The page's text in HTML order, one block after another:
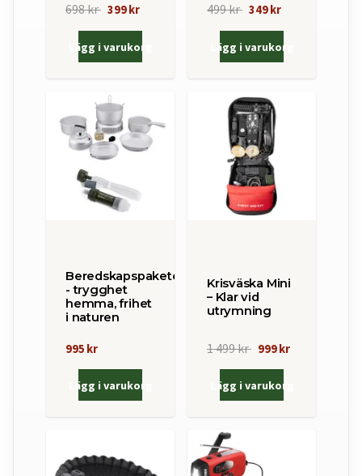
698 kr 399 kr
Lägg i varukorg
499 kr 349 kr
Lägg i varukorg
Beredskapspaketet
- trygghet
hemma, frihet
i naturen
995 kr
Lägg i varukorg
Krisväska Mini
– Klar vid
utrymning
1 499 kr 999 kr
Lägg i varukorg